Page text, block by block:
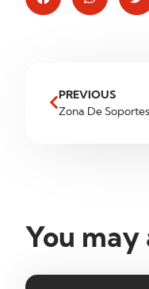
PREVIOUS
Zona De
You may